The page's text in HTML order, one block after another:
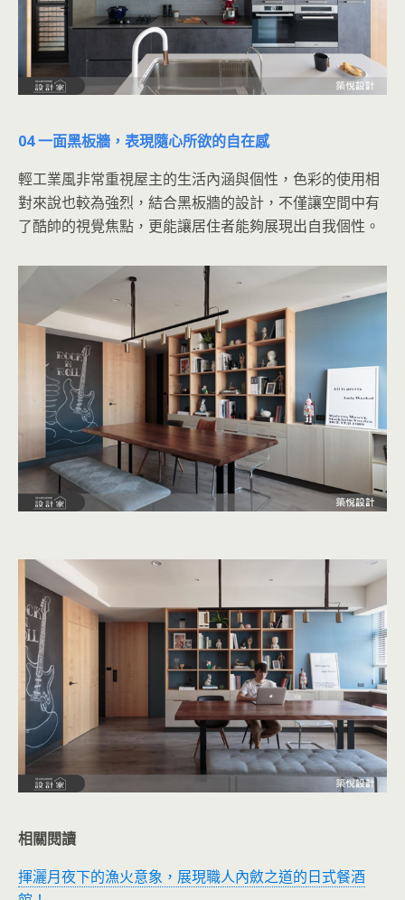
04 一面黑板牆，表現隨心所欲的自在感
輕工業風非常重視屋主的生活內涵與個性，色彩的使用相
對來說也較為強烈，結合黑板牆的設計，不僅讓空間中有
了酷帥的視覺焦點，更能讓居住者能夠展現出自我個性。
相關閱讀
揮灑月夜下的漁火意象，展現職人內斂之道的日式餐酒